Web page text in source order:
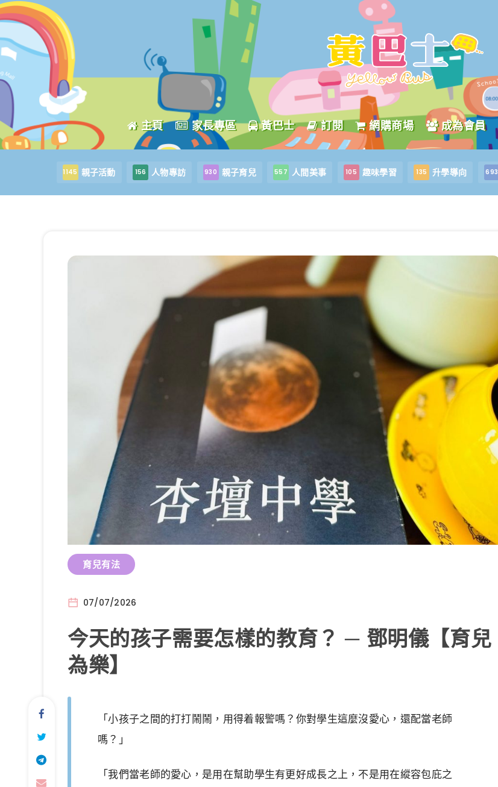
主頁 家長專區 黃巴士 訂閱 網購商場 成為會員
1145 親子活動 156 人物專訪 930 親子育兒 557 人間美事 105 趣味學習 135 升學導向 693
育兒有法
07/07/2026
今天的孩子需要怎樣的教育？ ─ 鄧明儀【育兒
為樂】
「小孩子之間的打打鬧鬧，用得着報警嗎？你對學生這麼沒愛心，還配當老師
嗎？」
「我們當老師的愛心，是用在幫助學生有更好成長之上，不是用在縱容包庇之